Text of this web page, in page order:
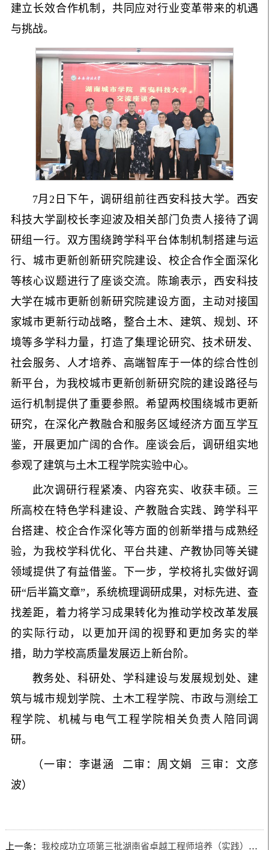
建立长效合作机制，共同应对行业变革带来的机遇
与挑战。
7月2日下午，调研组前往西安科技大学。西安
科技大学副校长李迎波及相关部门负责人接待了调
研组一行。双方围绕跨学科平台体制机制搭建与运
行、城市更新创新研究院建设、校企合作全面深化
等核心议题进行了座谈交流。陈瑜表示，西安科技
大学在城市更新创新研究院建设方面，主动对接国
家城市更新行动战略，整合土木、建筑、规划、环
境等多学科力量，打造了集理论研究、技术研发、
社会服务、人才培养、高端智库于一体的综合性创
新平台，为我校城市更新创新研究院的建设路径与
运行机制提供了重要参照。希望两校围绕城市更新
研究，在深化产教融合和服务区域经济方面互学互
鉴，开展更加广阔的合作。座谈会后，调研组实地
参观了建筑与土木工程学院实验中心。
此次调研行程紧凑、内容充实、收获丰硕。三
所高校在特色学科建设、产教融合实践、跨学科平
台搭建、校企合作深化等方面的创新举措与成熟经
验，为我校学科优化、平台共建、产教协同等关键
领域提供了有益借鉴。下一步，学校将扎实做好调
研“后半篇文章”，系统梳理调研成果，对标先进、查
找差距，着力将学习成果转化为推动学校改革发展
的实际行动，以更加开阔的视野和更加务实的举
措，助力学校高质量发展迈上新台阶。
教务处、科研处、学科建设与发展规划处、建
筑与城市规划学院、土木工程学院、市政与测绘工
程学院、机械与电气工程学院相关负责人陪同调
研。
（一审：李谌涵 二审：周文娟
三审：文彦
波）
上一条： 我校成功立项第三批湖南省卓越工程师培养（实践）基地